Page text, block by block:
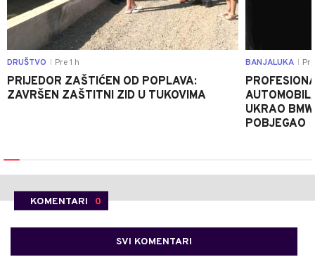
DRUŠTVO Pre 1 h
PRIJEDOR ZAŠTIĆEN OD POPLAVA:
ZAVRŠEN ZAŠTITNI ZID U TUKOVIMA
BANJALUKA
UKRAO
POBJEGAO
KOMENTARI 0
SVI KOMENTARI